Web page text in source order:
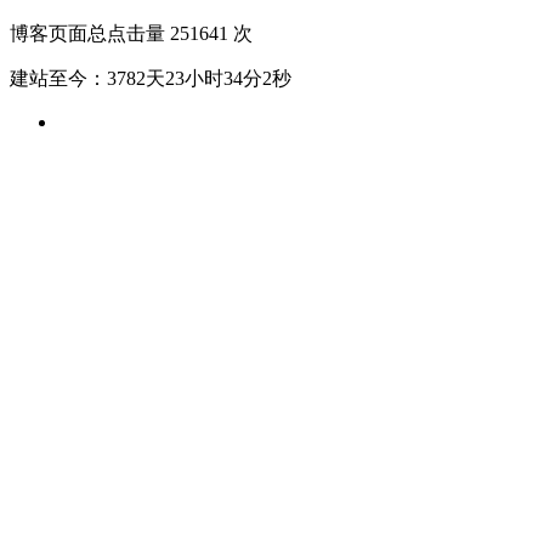
博客页面总点击量 251641 次
建站至今：3782天23小时34分2秒